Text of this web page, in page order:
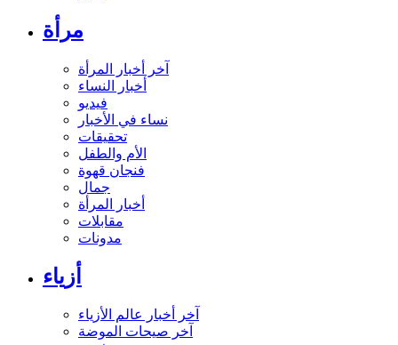
مرأة
آخر أخبار المرأة
أخبار النساء
فيديو
نساء في الأخبار
تحقيقات
الأم والطفل
فنجان قهوة
جمال
أخبار المرأة
مقابلات
مدونات
أزياء
آخر أخبار عالم الأزياء
آخر صيحات الموضة